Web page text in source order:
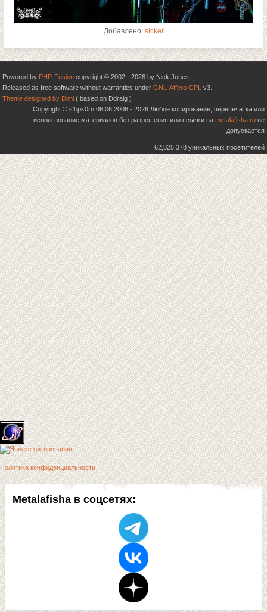
Metalafisha в соцсетях:
Добавлено: sicker
Powered by PHP-Fusion copyright © 2002 - 2026 by Nick Jones.
Released as free software without warranties under GNU Affero GPL v3.
Theme designed by Dimi ( based on Ddraig )
Copyright © s1ipk0rn 06.06.2006 - 2026 Любое копирование, перепечатка или
использование материалов без разрешения или ссылки на metalafisha.ru не
допускается
62,825,378 уникальных посетителей
Политика конфиденциальности